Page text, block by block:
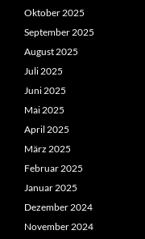
Oktober 2025
September 2025
August 2025
Juli 2025
Juni 2025
Mai 2025
April 2025
März 2025
Februar 2025
Januar 2025
Dezember 2024
November 2024